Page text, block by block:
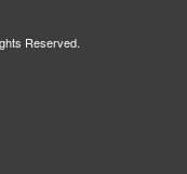
Reserved.